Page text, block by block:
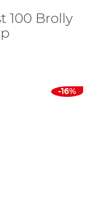
100 Brolly
-16%